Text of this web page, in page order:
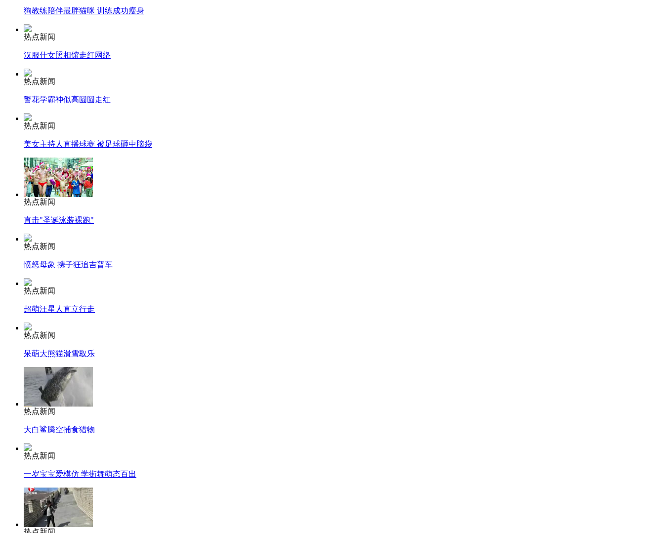
狗教练陪伴最胖猫咪 训练成功瘦身
热点新闻
汉服仕女照相馆走红网络
热点新闻
警花学霸神似高圆圆走红
热点新闻
美女主持人直播球赛 被足球砸中脑袋
热点新闻
直击"圣诞泳装裸跑"
热点新闻
愤怒母象 携子狂追吉普车
热点新闻
超萌汪星人直立行走
热点新闻
呆萌大熊猫滑雪取乐
热点新闻
大白鲨腾空捕食猎物
热点新闻
一岁宝宝爱模仿 学街舞萌态百出